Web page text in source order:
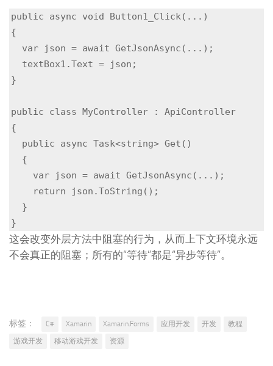
public async void Button1_Click(...)
{
}
public class MyController : ApiController
{
}
这会改变外层方法中阻塞的行为，从而上下文环境永远
不会真正的阻塞；所有的“等待”都是“异步等待”。
标签： C# Xamarin Xamarin.Forms 应用开发 开发
教程
游戏开发
移动游戏开发 资源